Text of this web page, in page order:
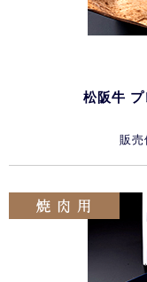
松阪牛 プ
販売